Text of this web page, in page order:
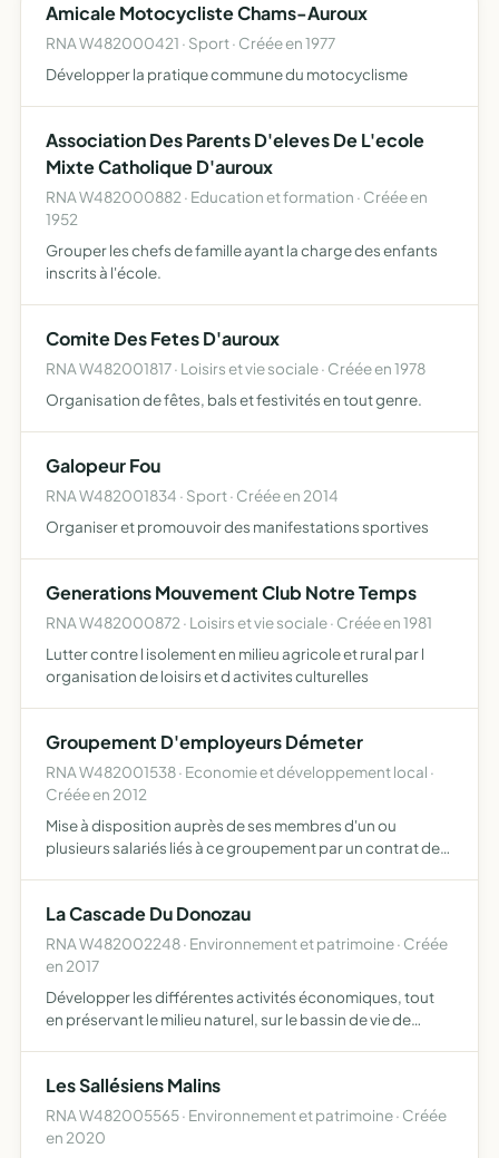
Amicale Motocycliste Chams-Auroux
RNA W482000421 · Sport · Créée en 1977
Développer la pratique commune du motocyclisme
Association Des Parents D'eleves De L'ecole
Mixte Catholique D'auroux
RNA W482000882 · Education et formation · Créée en
1952
Grouper les chefs de famille ayant la charge des enfants
inscrits à l'école.
Comite Des Fetes D'auroux
RNA W482001817 · Loisirs et vie sociale · Créée en 1978
Organisation de fêtes, bals et festivités en tout genre.
Galopeur Fou
RNA W482001834 · Sport · Créée en 2014
Organiser et promouvoir des manifestations sportives
Generations Mouvement Club Notre Temps
RNA W482000872 · Loisirs et vie sociale · Créée en 1981
Lutter contre l isolement en milieu agricole et rural par l
organisation de loisirs et d activites culturelles
Groupement D'employeurs Démeter
RNA W482001538 · Economie et développement local ·
Créée en 2012
Mise à disposition auprès de ses membres d'un ou
plusieurs salariés liés à ce groupement par un contrat de
La Cascade Du Donozau
RNA W482002248 · Environnement et patrimoine · Créée
en 2017
Développer les différentes activités économiques, tout
en préservant le milieu naturel, sur le bassin de vie de
Les Sallésiens Malins
RNA W482005565 · Environnement et patrimoine · Créée
en 2020